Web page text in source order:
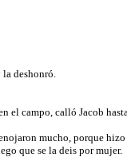
deshonró.
el campo, calló Jacob
mucho, porque
que se la deis por mujer.